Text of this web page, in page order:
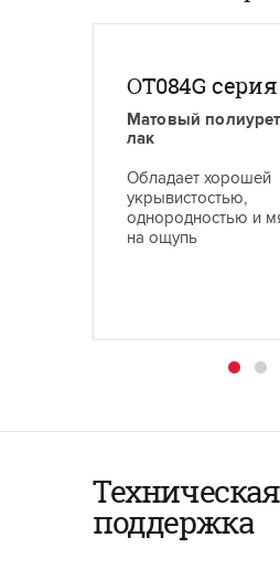
OT084G серия
Матовый
лак
Обладает хорошей
укрывистостью,
однородностью и
на ощупь
Техническая
поддержка